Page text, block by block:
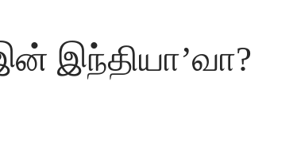
இந்தியா’வா?